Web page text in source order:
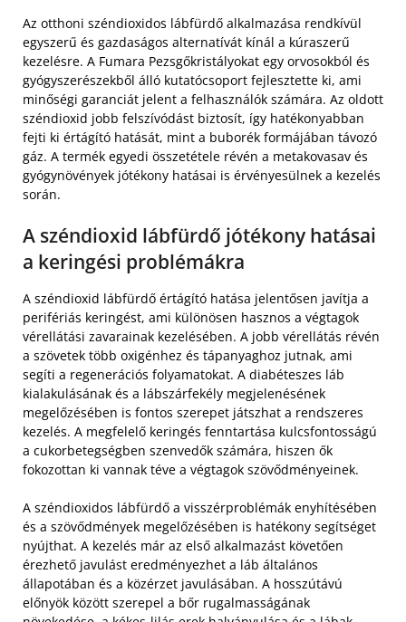
Az otthoni széndioxidos lábfürdő alkalmazása rendkívül
egyszerű és gazdaságos alternatívát kínál a kúraszerű
kezelésre. A Fumara Pezsgőkristályokat egy orvosokból és
gyógyszerészekből álló kutatócsoport fejlesztette ki, ami
minőségi garanciát jelent a felhasználók számára. Az oldott
széndioxid jobb felszívódást biztosít, így hatékonyabban
fejti ki értágító hatását, mint a buborék formájában távozó
gáz. A termék egyedi összetétele révén a metakovasav és
gyógynövények jótékony hatásai is érvényesülnek a kezelés
során.
A széndioxid lábfürdő jótékony hatásai
a keringési problémákra
A széndioxid lábfürdő értágító hatása jelentősen javítja a
perifériás keringést, ami különösen hasznos a végtagok
vérellátási zavarainak kezelésében. A jobb vérellátás révén
a szövetek több oxigénhez és tápanyaghoz jutnak, ami
segíti a regenerációs folyamatokat. A diabéteszes láb
kialakulásának és a lábszárfekély megjelenésének
megelőzésében is fontos szerepet játszhat a rendszeres
kezelés. A megfelelő keringés fenntartása kulcsfontosságú
a cukorbetegségben szenvedők számára, hiszen ők
fokozottan ki vannak téve a végtagok szövődményeinek.
A széndioxidos lábfürdő a visszérproblémák enyhítésében
és a szövődmények megelőzésében is hatékony segítséget
nyújthat. A kezelés már az első alkalmazást követően
érezhető javulást eredményezhet a láb általános
állapotában és a közérzet javulásában. A hosszútávú
előnyök között szerepel a bőr rugalmasságának